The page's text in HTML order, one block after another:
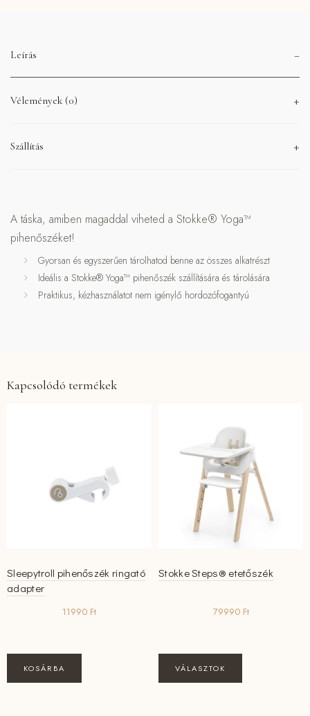
Leírás
Vélemények (0)
Szállítás
A táska, amiben magaddal viheted a Stokke® Yoga™
pihenőszéket!
Gyorsan és egyszerűen tárolhatod benne az összes alkatrészt
Ideális a Stokke® Yoga™ pihenőszék szállítására és tárolására
Praktikus, kézhasználatot nem igénylő hordozófogantyú
Kapcsolódó termékek
Sleepytroll pihenőszék ringató
adapter
11990 Ft
KOSÁRBA
Stokke Steps® etetőszék
79990 Ft
VÁLASZTOK
a